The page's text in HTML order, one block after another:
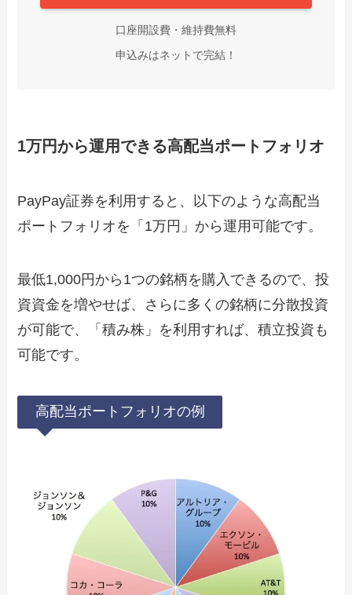
口座開設費・維持費無料
申込みはネットで完結！
1万円から運用できる高配当ポートフォリオ
PayPay証券を利用すると、以下のような高配当
ポートフォリオを「1万円」から運用可能です。
最低1,000円から1つの銘柄を購入できるので、投
資資金を増やせば、さらに多くの銘柄に分散投資
が可能で、「積み株」を利用すれば、積立投資も
可能です。
高配当ポートフォリオの例